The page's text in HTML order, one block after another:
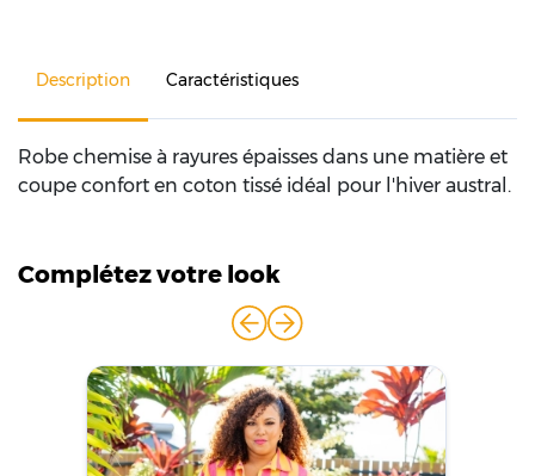
Description Caractéristiques
Robe chemise à rayures épaisses dans une matière et
coupe confort en coton tissé idéal pour l'hiver austral.
Complétez votre look